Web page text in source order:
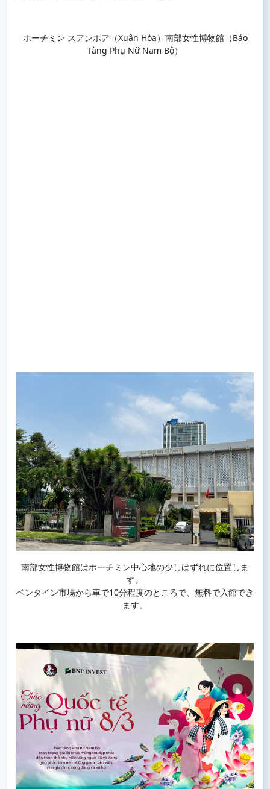
ホーチミン スアンホア（Xuân Hòa）南部女性博物館（Bảo
Tàng Phụ Nữ Nam Bộ）
南部女性博物館はホーチミン中心地の少しはずれに位置しま
す。
ベンタイン市場から車で10分程度のところで、無料で入館でき
ます。